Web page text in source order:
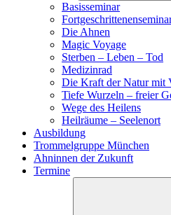
Basisseminar
Die Ahnen
Magic Voyage
Sterben – Leben – Tod
Medizinrad
Die Kraft der Natur mit
Tiefe Wurzeln – freier
Wege des Heilens
Heilräume – Seelenort
Ausbildung
Trommelgruppe München
Ahninnen der Zukunft
Termine